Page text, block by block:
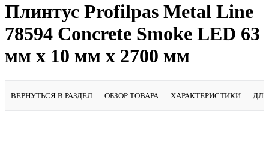
Плинтус Profilpas Metal Line
78594 Concrete Smoke LED 63
мм x 10 мм х 2700 мм
ВЕРНУТЬСЯ В РАЗДЕЛ ОБЗОР ТОВАРА ХАРАКТЕРИСТИКИ